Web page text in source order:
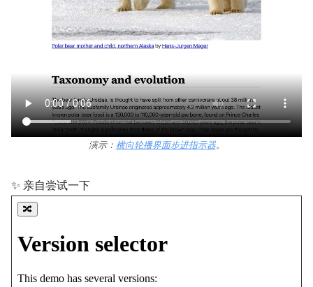
演示： 横向轮播界面步进指示器。
✨ 亲自尝试一下